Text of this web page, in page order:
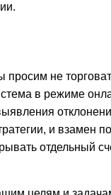
не
в режиме
и взамен
отдельный